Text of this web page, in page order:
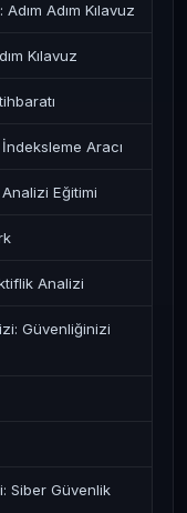
Adım Kılavuz
Kılavuz
Aracı
Eğitimi
Analizi
Güvenliğinizi
Siber Güvenlik